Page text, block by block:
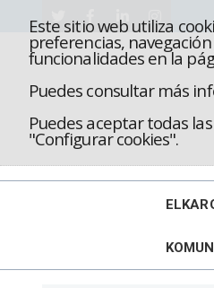
Este sitio web utiliza
preferencias,
funcionalidades en la
Puedes consultar más
Puedes aceptar todas
"Configurar cookies".